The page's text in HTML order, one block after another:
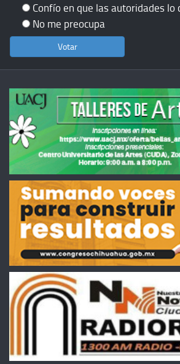
Confío en que las autoridades lo
No me preocupa